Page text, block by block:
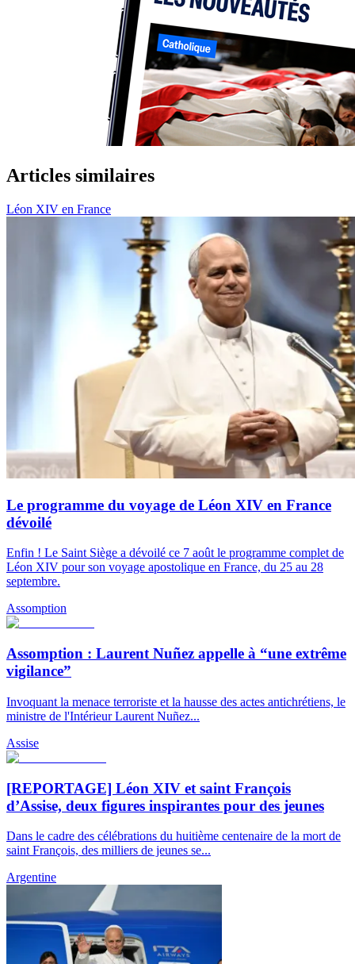
Articles similaires
Léon XIV en France
Le programme du voyage de Léon XIV en France
dévoilé
Enfin ! Le Saint Siège a dévoilé ce 7 août le programme complet de
Léon XIV pour son voyage apostolique en France, du 25 au 28
septembre.
Assomption
Assomption : Laurent Nuñez appelle à “une extrême
vigilance”
Invoquant la menace terroriste et la hausse des actes antichrétiens, le
ministre de l'Intérieur Laurent Nuñez...
Assise
[REPORTAGE] Léon XIV et saint François
d’Assise, deux figures inspirantes pour des jeunes
Dans le cadre des célébrations du huitième centenaire de la mort de
saint François, des milliers de jeunes se...
Argentine